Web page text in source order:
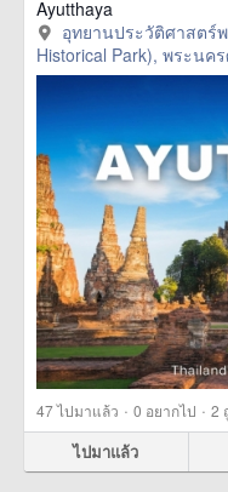
Ayutthaya
อุทยานประวัติศาสตร์
Historical Park), พระนค
47ไปมาแล้ว · 0 อยากไป · 2
ไปมาแล้ว